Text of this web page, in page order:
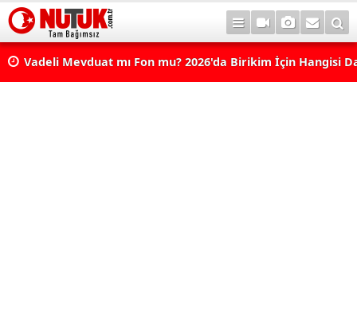
Vadeli Mevduat mı Fon mu? 2026'da Birikim İçin Hangisi
Avantajlı? Nelere Dikkat Edilmeli?